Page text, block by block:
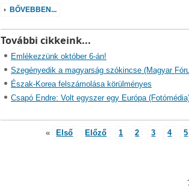
BŐVEBBEN...
További cikkeink...
Emlékezzünk október 6-án!
Szegényedik a magyarság szókincse (Magyar
Észak-Korea felszámolása körülményes
Csapó Endre: Volt egyszer egy Európa
« Első Előző 1 2 3 4 5